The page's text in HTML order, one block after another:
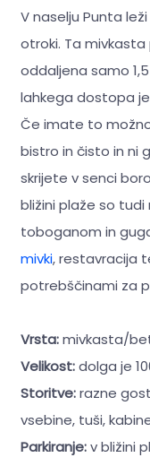
V naselju Punta
otroki. Ta
oddaljena samo
lahkega dostopa
Če imate to
bistro in čisto in ni
skrijete v senci
bližini plaže so
toboganom in
mivki, restavracija
potrebščinami za
Vrsta:mivkasta/
Velikost:dolga je
Storitve:razne
vsebine, tuši,
Parkiranje:v bližini